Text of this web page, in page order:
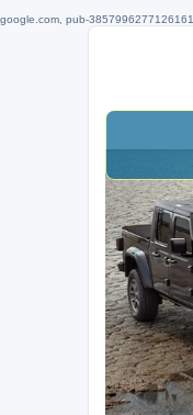
google.com, pub-